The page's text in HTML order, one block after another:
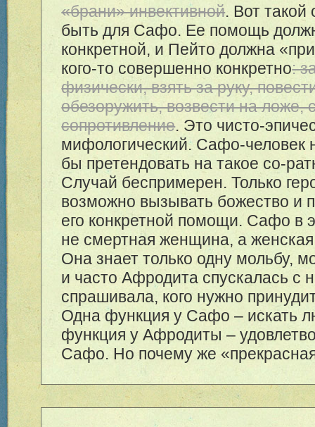
«брани» инвективной. Вот такой
быть для Сафо. Ее помощь
конкретной, и Пейто должна
кого-то совершенно конкретно:
физически, взять за руку,
обезоружить, возвести на ложе,
сопротивление. Это чисто-
мифологический. Сафо-человек
бы претендовать на такое со-
Случай беспримерен. Только
возможно вызывать божество и
его конкретной помощи. Сафо в
не смертная женщина, а женская
Она знает только одну мольбу,
и часто Афродита спускалась с
спрашивала, кого нужно
Одна функция у Сафо – искать
функция у Афродиты –
Сафо. Но почему же